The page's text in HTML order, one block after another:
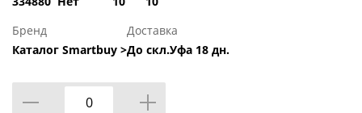
Бренд
Каталог Smartbuy >
Доставка
До скл.Уфа 18 дн.